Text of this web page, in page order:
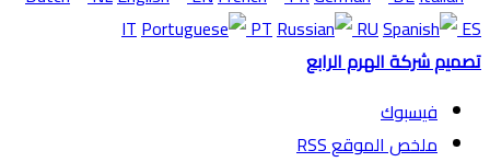
IT
PT RU
ES
تصميم شركة الهرم الرابع
فيسبوك
ملخص الموقع RSS